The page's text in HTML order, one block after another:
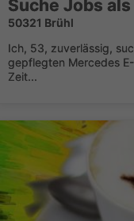
Suche Jobs
50321 Brühl
Ich, 53, zuverlässig,
gepflegten Mercedes
Zeit...